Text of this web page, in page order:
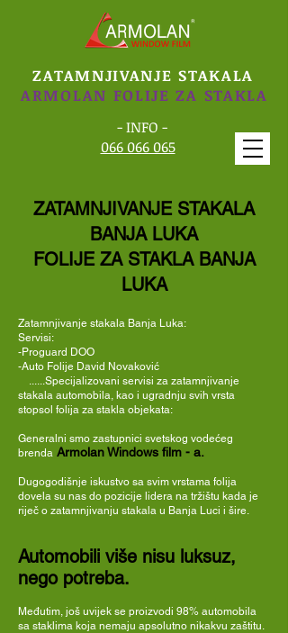
ZATAMNJIVANJE STAKALA
ARMOLAN FOLIJE ZA STAKLA
- INFO -
066 066 065
ZATAMNJIVANJE STAKALA
BANJA LUKA
FOLIJE ZA STAKLA BANJA
LUKA
Zatamnjivanje stakala Banja Luka:
Servisi:
-Proguard DOO
-Auto Folije David Novaković
......Specijalizovani servisi za zatamnjivanje
stakala automobila, kao i ugradnju svih vrsta
stopsol folija za stakla objekata:
Generalni smo zastupnici svetskog vodećeg
brenda Armolan Windows film - a.
Dugogodišnje iskustvo sa svim vrstama folija
dovela su nas do pozicije lidera na tržištu kada je
riječ o zatamnjivanju stakala u Banja Luci i šire.
Automobili više nisu luksuz,
nego potreba.
Međutim, još uvijek se proizvodi 98% automobila
sa staklima koja nemaju apsolutno nikakvu zaštitu.